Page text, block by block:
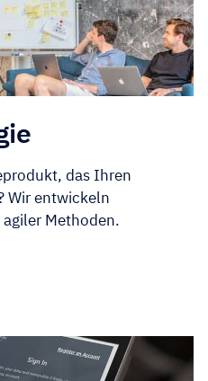
das Ihren
Wir entwickeln
Methoden.